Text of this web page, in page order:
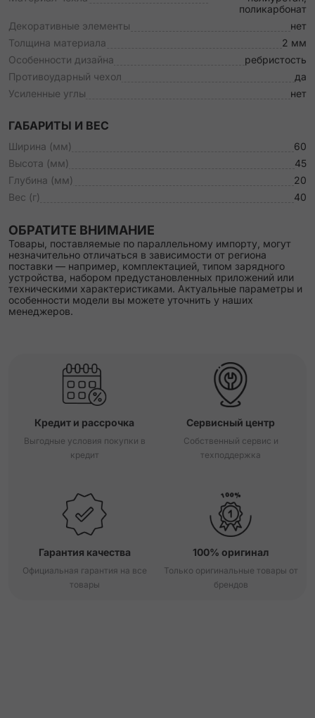
поликарбонат
Декоративные элементы
нет
Толщина материала
2 мм
Особенности дизайна
ребристость
Противоударный чехол
да
Усиленные углы
нет
ГАБАРИТЫ И ВЕС
Ширина (мм)
60
Высота (мм)
45
Глубина (мм)
20
Вес (г)
40
ОБРАТИТЕ ВНИМАНИЕ
Товары, поставляемые по параллельному импорту, могут
незначительно отличаться в зависимости от региона
поставки — например, комплектацией, типом зарядного
устройства, набором предустановленных приложений или
техническими характеристиками. Актуальные параметры и
особенности модели вы можете уточнить у наших
менеджеров.
Кредит и рассрочка
Выгодные условия покупки в
кредит
Сервисный центр
Собственный сервис и
техподдержка
Гарантия качества
Официальная гарантия на все
товары
100% оригинал
Только оригинальные товары от
брендов